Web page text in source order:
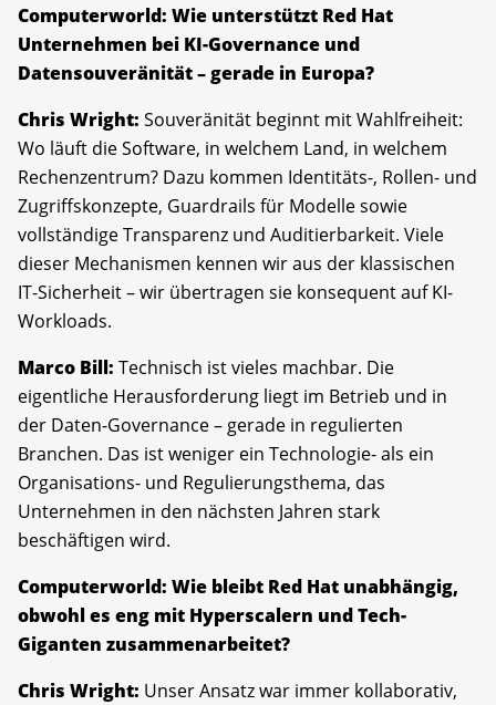
Computerworld: Wie unterstützt Red Hat
Unternehmen bei KI-Governance und
Datensouveränität – gerade in Europa?
Chris Wright: Souveränität beginnt mit Wahlfreiheit:
Wo läuft die Software, in welchem Land, in welchem
Rechenzentrum? Dazu kommen Identitäts-, Rollen- und
Zugriffskonzepte, Guardrails für Modelle sowie
vollständige Transparenz und Auditierbarkeit. Viele
dieser Mechanismen kennen wir aus der klassischen
IT-Sicherheit – wir übertragen sie konsequent auf KI-
Workloads.
Marco Bill: Technisch ist vieles machbar. Die
eigentliche Herausforderung liegt im Betrieb und in
der Daten-Governance – gerade in regulierten
Branchen. Das ist weniger ein Technologie- als ein
Organisations- und Regulierungsthema, das
Unternehmen in den nächsten Jahren stark
beschäftigen wird.
Computerworld: Wie bleibt Red Hat unabhängig,
obwohl es eng mit Hyperscalern und Tech-
Giganten zusammenarbeitet?
Chris Wright: Unser Ansatz war immer kollaborativ,